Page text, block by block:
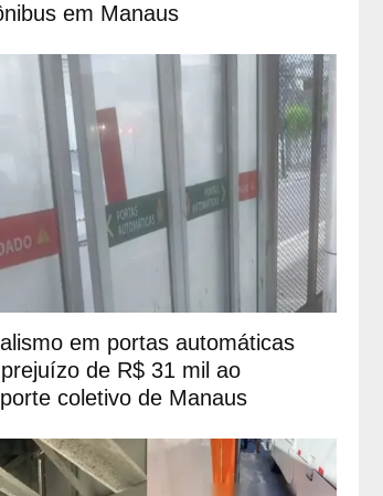
em Manaus
em portas automáticas
de R$ 31 mil ao
coletivo de Manaus